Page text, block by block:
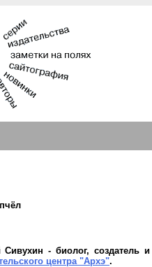
- биолог, создатель и
центра "Архэ".